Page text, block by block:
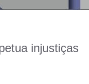
o
a
a
injustiças